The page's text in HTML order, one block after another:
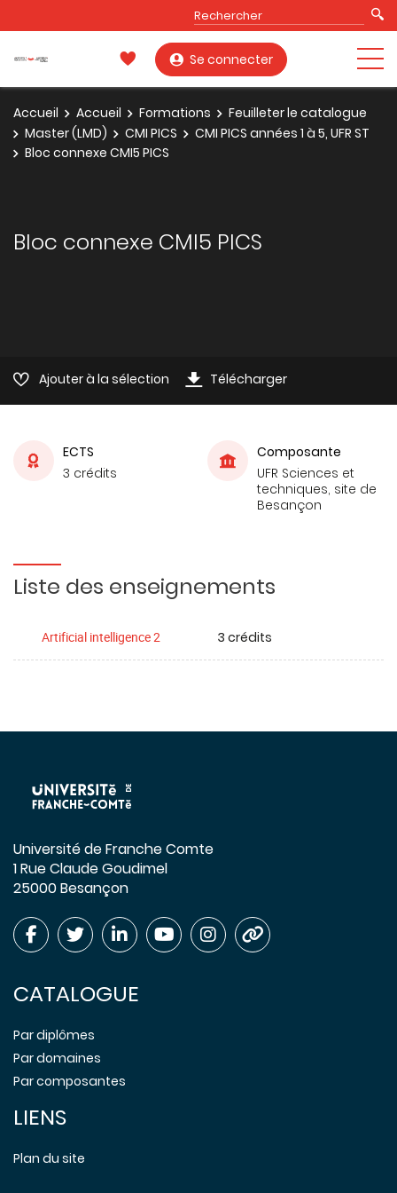
Se connecter
Accueil Accueil Formations
Feuilleter le catalogue
Master (LMD)
CMI PICS
CMI PICS années 1 à 5, UFR ST
Bloc connexe CMI5 PICS
Bloc connexe CMI5 PICS
Ajouter à la sélection Télécharger
ECTS
3 crédits
Composante
UFR Sciences et
techniques, site de
Besançon
Liste des enseignements
Artificial intelligence 2 3 crédits
Université de Franche Comte
1 Rue Claude Goudimel
25000 Besançon
CATALOGUE
Par diplômes
Par domaines
Par composantes
LIENS
Plan du site